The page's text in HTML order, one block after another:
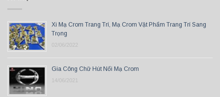
Xi Mạ Crom Trang Trí, Mạ Crom Vật Phẩm Trang Trí Sang
Trọng
02/06/2022
Gia Công Chữ Hút Nổi Mạ Crom
14/06/2021